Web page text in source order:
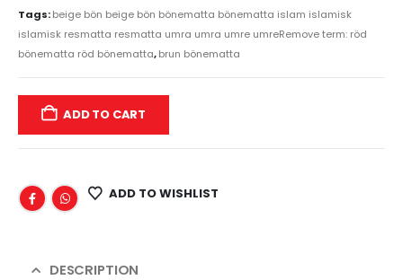
Tags:beige bön beige bön bönematta bönematta islam islamisk
islamisk resmatta resmatta umra umra umre umreRemove term: röd
bönematta röd bönematta,brun bönematta
ADD TO CART
ADD TO WISHLIST
DESCRIPTION